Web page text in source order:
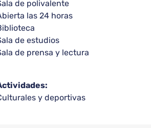
de polivalente
las 24 horas
de estudios
de prensa y lectura
y deportivas